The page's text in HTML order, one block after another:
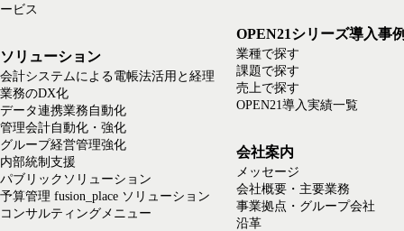
ービス
ソリューション
会計システムによる電帳法活用と経理
業務のDX化
データ連携業務自動化
管理会計自動化・強化
グループ経営管理強化
内部統制支援
パブリックソリューション
予算管理 fusion_place ソリューション
コンサルティングメニュー
OPEN21シリーズ導入事
業種で探す
課題で探す
売上で探す
OPEN21導入実績一覧
会社案内
メッセージ
会社概要・主要業務
事業拠点・グループ会社
沿革